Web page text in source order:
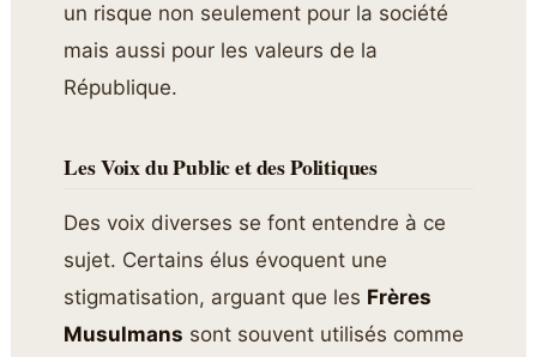
un risque non seulement pour la société
mais aussi pour les valeurs de la
République.
Les Voix du Public et des Politiques
Des voix diverses se font entendre à ce
sujet. Certains élus évoquent une
stigmatisation, arguant que les Frères
Musulmans sont souvent utilisés comme